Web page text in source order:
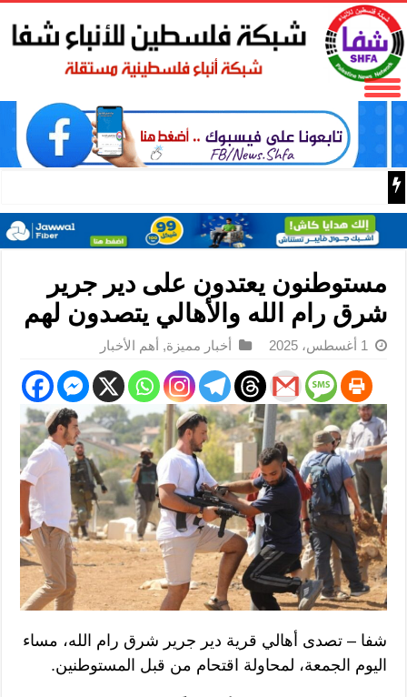
طاقم شنتشو-21 يلتقي بالصحافة بعد مهمة فضائية قياسية
مستوطنون يعتدون على دير جرير
شرق رام الله والأهالي يتصدون لهم
1 أغسطس، 2025 أخبار مميزة, أهم الأخبار
شفا – تصدى أهالي قرية دير جرير شرق رام الله، مساء
اليوم الجمعة، لمحاولة اقتحام من قبل المستوطنين.